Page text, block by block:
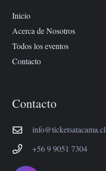
Inicio
Acerca de Nosotros
Todos los eventos
Contacto
Contacto
info@ticketsatacama.cl
+56 9 9051 7304